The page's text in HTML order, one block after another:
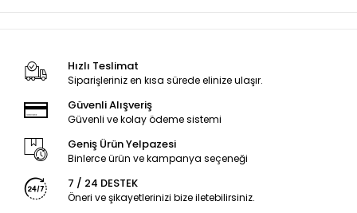
Hızlı Teslimat
Siparişleriniz en kısa sürede elinize ulaşır.
Güvenli Alışveriş
Güvenli ve kolay ödeme sistemi
Geniş Ürün Yelpazesi
Binlerce ürün ve kampanya seçeneği
7 / 24 DESTEK
Öneri ve şikayetlerinizi bize iletebilirsiniz.